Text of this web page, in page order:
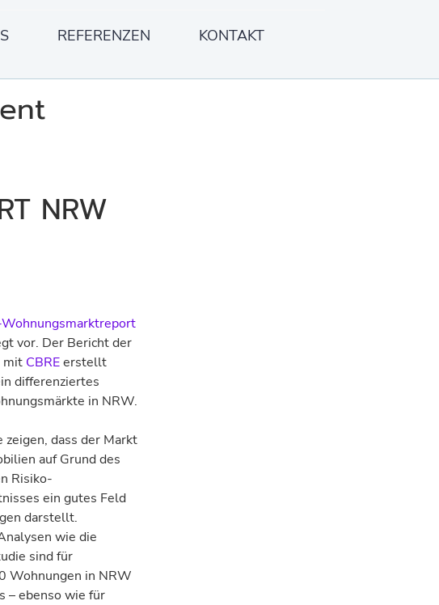
REFERENZEN KONTAKT
NRW
Wohnungsmarktreport
vor. Der Bericht der
mit CBREerstellt
differenziertes
in NRW.
zeigen, dass der Markt
auf Grund des
Risiko-
ein gutes Feld
darstellt.
wie die
sind für
Wohnungen in NRW
– ebenso wie für